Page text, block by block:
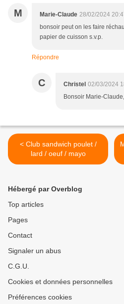
M Marie-Claude 28/02/2024
bonsoir peut on les faire
papier de cuisson s.v.p.
Répondre
C Christel 02/03/2024
Bonsoir Marie-
< Club sandwich poulet /
lard / oeuf / mayo
Hébergé par Overblog
Top articles
Pages
Contact
Signaler un abus
C.G.U.
Cookies et données personnelles
Préférences cookies